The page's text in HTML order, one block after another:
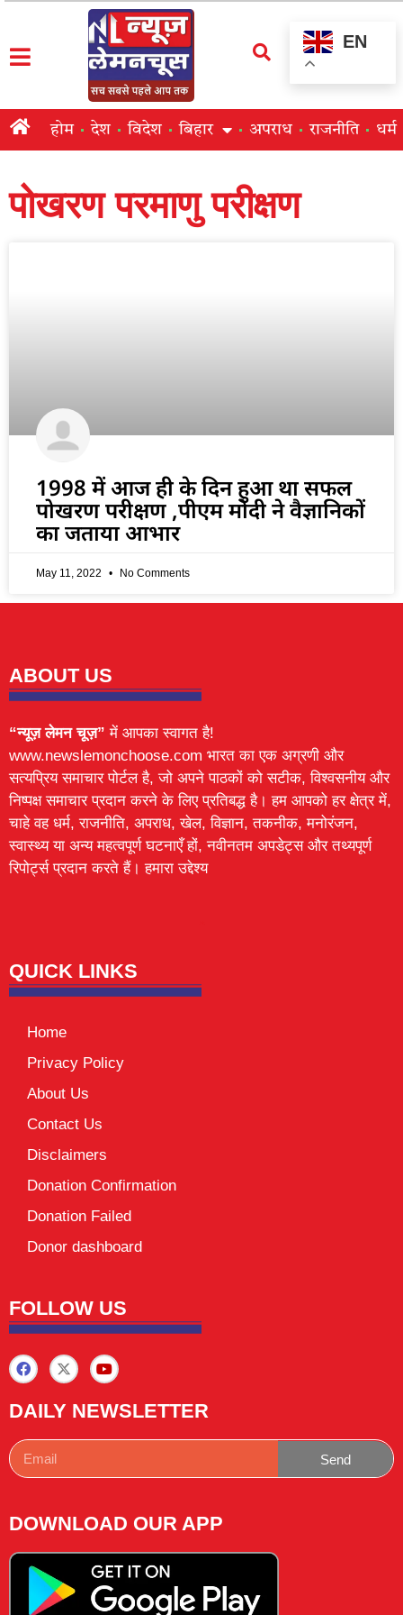
EN
होम देश विदेश बिहार अपराध राजनीति धर्म
पोखरण परमाणु परीक्षण
1998 में आज ही के दिन हुआ था सफल
पोखरण परीक्षण ,पीएम मोदी ने वैज्ञानिकों
का जताया आभार
May 11, 2022 No Comments
ABOUT US
“न्यूज़ लेमन चूज़” में आपका स्वागत है!
www.newslemonchoose.com भारत का एक अग्रणी और
सत्यप्रिय समाचार पोर्टल है, जो अपने पाठकों को सटीक, विश्वसनीय और
निष्पक्ष समाचार प्रदान करने के लिए प्रतिबद्ध है। हम आपको हर क्षेत्र में,
चाहे वह धर्म, राजनीति, अपराध, खेल, विज्ञान, तकनीक, मनोरंजन,
स्वास्थ्य या अन्य महत्वपूर्ण घटनाएँ हों, नवीनतम अपडेट्स और तथ्यपूर्ण
रिपोर्ट्स प्रदान करते हैं। हमारा उद्देश्य
QUICK LINKS
Home
Privacy Policy
About Us
Contact Us
Disclaimers
Donation Confirmation
Donation Failed
Donor dashboard
FOLLOW US
DAILY NEWSLETTER
Send
DOWNLOAD OUR APP